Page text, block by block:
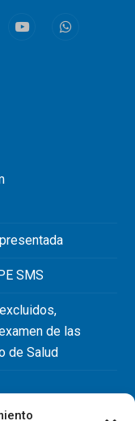
YoutubeWhatsapp
SMS
de las
de Salud